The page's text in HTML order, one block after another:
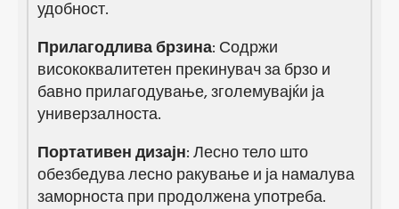
удобност.
Прилагодливабрзина: Содржи
висококвалитетен прекинувач за брзо и
бавно прилагодување, зголемувајќи ја
универзалноста.
Портативен дизајн: Лесно тело што
обезбедува лесно ракување и ја намалува
заморноста при продолжена употреба.